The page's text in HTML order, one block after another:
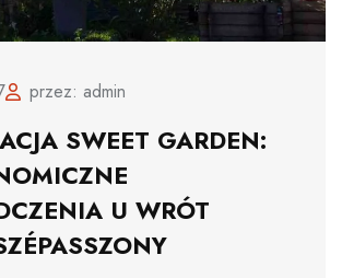
przez: admin
SWEET GARDEN:
U WRÓT